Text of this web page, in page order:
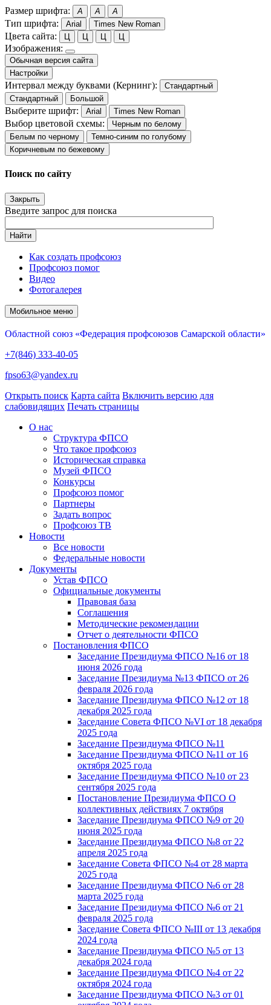
Размер шрифта: A A A
Тип шрифта: Arial Times New Roman
Цвета сайта: Ц Ц Ц Ц
Изображения:
Обычная версия сайта
Настройки
Интервал между буквами (Кернинг):
Стандартный
Стандартный
Большой
Выберите шрифт: Arial Times New Roman
Выбор цветовой схемы:
Черным по белому
Белым по черному
Темно-синим по голубому
Коричневым по бежевому
Поиск по сайту
Закрыть
Введите запрос для поиска
Найти
Как создать профсоюз
Профсоюз помог
Видео
Фотогалерея
Мобильное меню
Областной союз «Федерация профсоюзов Самарской области»
+7(846) 333-40-05
fpso63@yandex.ru
Открыть поиск Карта сайта Включить версию для
слабовидящих Печать страницы
О нас
Структура ФПСО
Что такое профсоюз
Историческая справка
Музей ФПСО
Конкурсы
Профсоюз помог
Партнеры
Задать вопрос
Профсоюз ТВ
Новости
Все новости
Федеральные новости
Документы
Устав ФПСО
Официальные документы
Правовая база
Соглашения
Методические рекомендации
Отчет о деятельности ФПСО
Постановления ФПСО
Заседание Президиума ФПСО №16 от 18
июня 2026 года
Заседание Президиума №13 ФПСО от 26
февраля 2026 года
Заседание Президиума ФПСО №12 от 18
декабря 2025 года
Заседание Совета ФПСО №VI от 18 декабря
2025 года
Заседание Президиума ФПСО №11
Заседание Президиума ФПСО №11 от 16
октября 2025 года
Заседание Президиума ФПСО №10 от 23
сентября 2025 года
Постановление Президиума ФПСО О
коллективных действиях 7 октября
Заседание Президиума ФПСО №9 от 20
июня 2025 года
Заседание Президиума ФПСО №8 от 22
апреля 2025 года
Заседание Совета ФПСО №4 от 28 марта
2025 года
Заседание Президиума ФПСО №6 от 28
марта 2025 года
Заседание Президиума ФПСО №6 от 21
февраля 2025 года
Заседание Совета ФПСО №III от 13 декабря
2024 года
Заседание Президиума ФПСО №5 от 13
декабря 2024 года
Заседание Президиума ФПСО №4 от 22
октября 2024 года
Заседание Президиума ФПСО №3 от 01